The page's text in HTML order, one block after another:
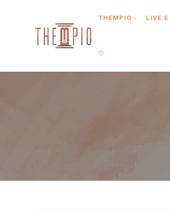
Type anything to search, then press enter or
THEMPIO LIVE
♡